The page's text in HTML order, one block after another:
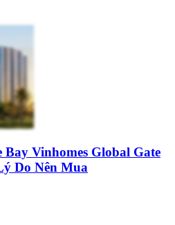
Vinhomes Global Gate
Do Nên Mua